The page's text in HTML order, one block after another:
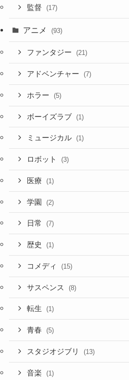
監督 (17)
アニメ (93)
ファンタジー (21)
アドベンチャー (7)
ホラー (5)
ボーイズラブ (1)
ミュージカル (1)
ロボット (3)
医療 (1)
学園 (2)
日常 (7)
歴史 (1)
コメディ (15)
サスペンス (8)
転生 (1)
青春 (5)
スタジオジブリ (13)
音楽 (1)